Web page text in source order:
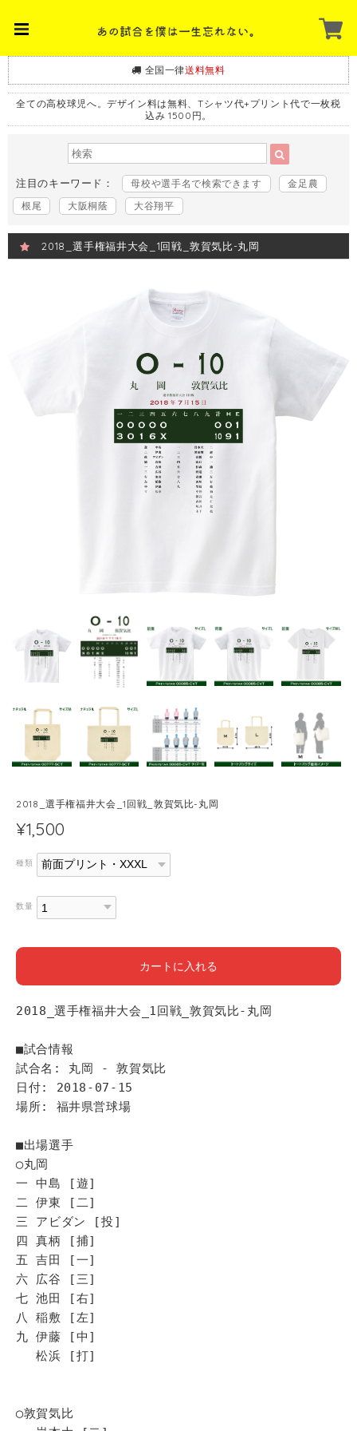
全国一律送料無料
全ての高校球児へ。デザイン料は無料、Tシャツ代+プリント代で一枚税
込み 1500円。
注目のキーワード： 母校や選手名で検索できます
金足農
根尾
大阪桐蔭 大谷翔平
2018_選手権福井大会_1回戦_敦賀気比-丸岡
2018_選手権福井大会_1回戦_敦賀気比-丸岡
¥1,500
種類
数量
カートに入れる
2018_選手権福井大会_1回戦_敦賀気比-丸岡
■試合情報
試合名: 丸岡 - 敦賀気比
日付: 2018-07-15
場所: 福井県営球場
■出場選手
◯丸岡
一 中島 [遊]
二 伊東 [二]
三 アビダン [投]
四 真柄 [捕]
五 吉田 [一]
六 広谷 [三]
七 池田 [右]
八 稲敷 [左]
九 伊藤 [中]
松浜 [打]
◯敦賀気比